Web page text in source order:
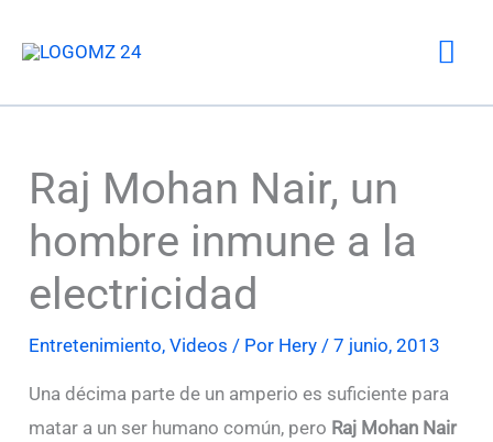
Raj Mohan Nair, un
hombre inmune a la
electricidad
Entretenimiento,Videos / Por Hery /7 junio, 2013
Una décima parte de un amperio es suficiente para
matar a un ser humano común, pero Raj Mohan Nair